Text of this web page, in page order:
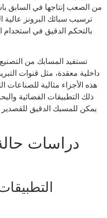
من الصعب إنتاجها في السابق
ترسيب سبائك البرونز
بالتحكم الدقيق في استخدام
تستفيد المسابك من
داخلية معقدة، مثل قنوات
هذه الأجزاء مثالية للصناعات
ذلك التطبيقات الفضائية
يمكن للمسبك الدقيق للقصدير
دراسات